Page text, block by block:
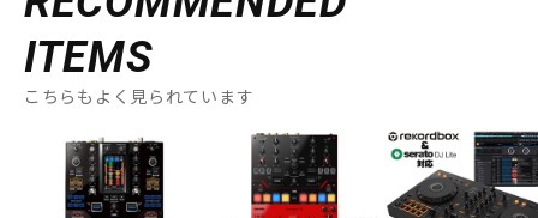
ITEMS
こちらもよく見られています